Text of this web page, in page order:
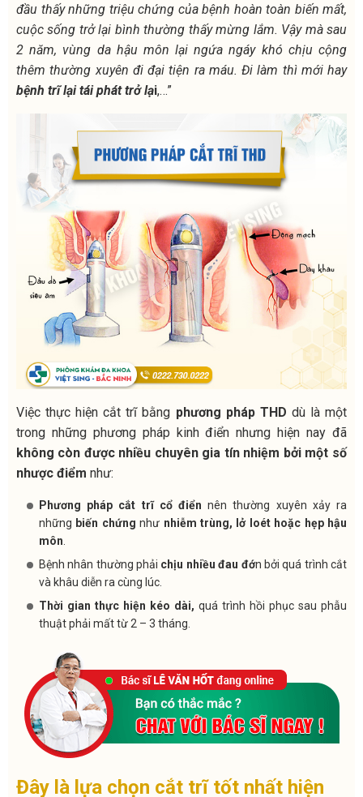
đầu thấy những triệu chứng của bệnh hoàn toàn biến mất,
cuộc sống trở lại bình thường thấy mừng lắm. Vậy mà sau
2 năm, vùng da hậu môn lại ngứa ngáy khó chịu cộng
thêm thường xuyên đi đại tiện ra máu. Đi làm thì mới hay
bệnh trĩ lại tái phát trở lại,…”
Việc thực hiện cắt trĩ bằng phương pháp THD dù là một
trong những phương pháp kinh điển nhưng hiện nay đã
không còn được nhiều chuyên gia tín nhiệm bởi một số
nhược điểm như:
Phương pháp cắt trĩ cổ điển nên thường xuyên xảy ra
những biến chứng như nhiễm trùng, lở loét hoặc hẹp hậu
môn
Bệnh nhân thường phải chịu nhiều đau đớn bởi quá trình cắt
và khâu diễn ra cùng lúc.
Thời gian thực hiện kéo dài, quá trình hồi phục sau phẫu
thuật phải mất từ 2 – 3 tháng.
Đây là lựa chọn cắt trĩ tốt nhất hiện